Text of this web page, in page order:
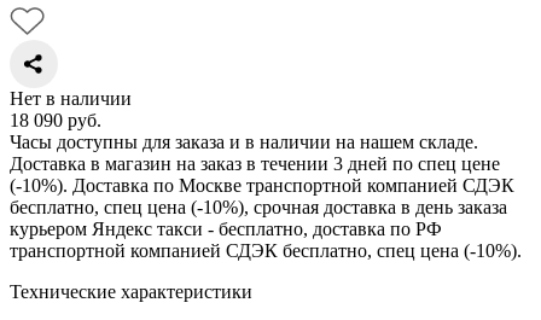
Нет в наличии
18 090 руб.
Часы доступны для заказа и в наличии на нашем складе.
Доставка в магазин на заказ в течении 3 дней по спец цене
(-10%). Доставка по Москве транспортной компанией СДЭК
бесплатно, спец цена (-10%), срочная доставка в день заказа
курьером Яндекс такси - бесплатно, доставка по РФ
транспортной компанией СДЭК бесплатно, спец цена (-10%).
Технические характеристики